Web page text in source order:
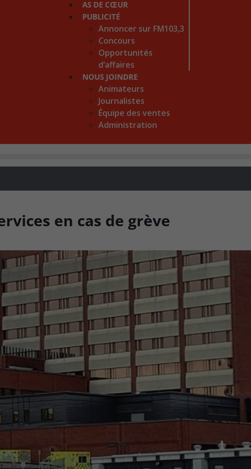
AS DE CŒUR
PUBLICITÉ
Annoncer sur FM103,3
Concours
Opportunités
d’affaires
NOUS JOINDRE
Animateurs
Journalistes
Équipe des ventes
Administration
en cas de grève